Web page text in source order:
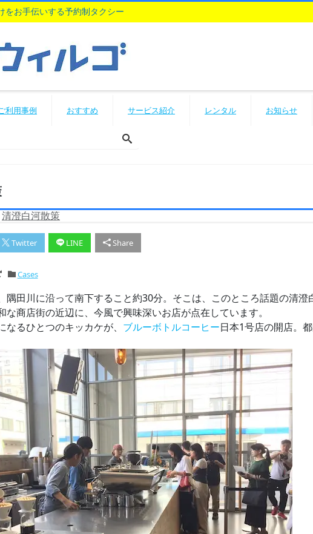
をお手伝いする予約制タクシー
利用事例 おすすめ サービス紹介 レンタル お知らせ
清澄白河散策
Twitter LINE Share
Cases
隅田川に沿って南下すること約30分。そこは、このところ話題の清
な商店街の近辺に、今風で興味深いお店が点在しています。
なるひとつのキッカケが、 ブルーボトルコーヒー日本1号店の開店。